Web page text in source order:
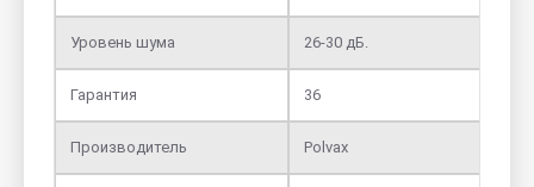
Уровень шума 26-30 дБ.
Гарантия 36
Производитель Polvax